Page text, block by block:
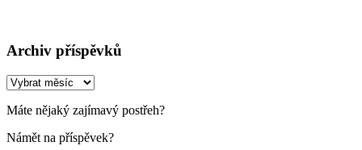
Archiv příspěvků
Archiv
Máte nějaký zajímavý postřeh?
Námět na příspěvek?